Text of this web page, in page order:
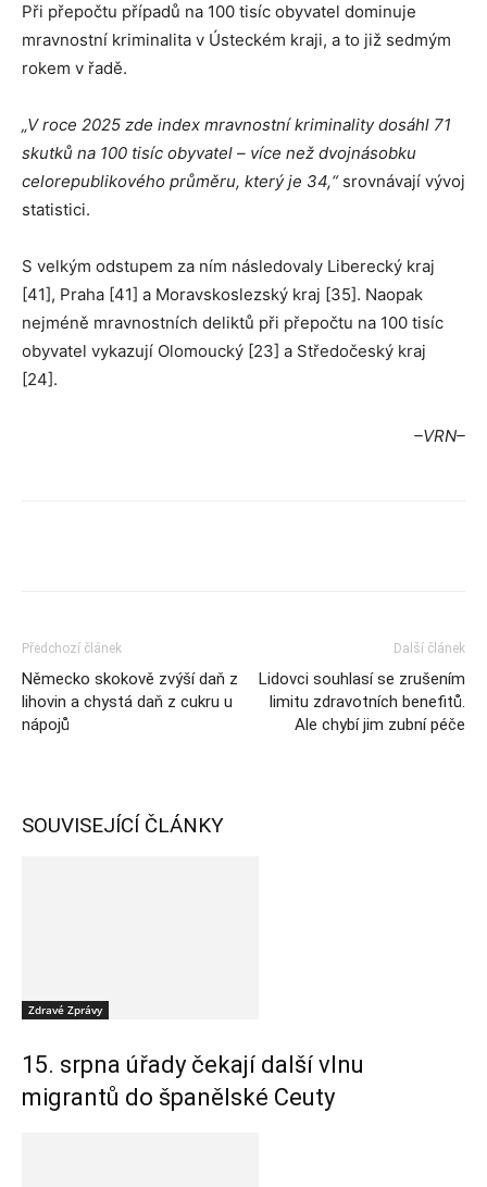
Při přepočtu případů na 100 tisíc obyvatel dominuje
mravnostní kriminalita v Ústeckém kraji, a to již sedmým
rokem v řadě.
„V roce 2025 zde index mravnostní kriminality dosáhl 71
skutků na 100 tisíc obyvatel – více než dvojnásobku
celorepublikového průměru, který je 34,“ srovnávají vývoj
statistici.
S velkým odstupem za ním následovaly Liberecký kraj
[41], Praha [41] a Moravskoslezský kraj [35]. Naopak
nejméně mravnostních deliktů při přepočtu na 100 tisíc
obyvatel vykazují Olomoucký [23] a Středočeský kraj
[24].
–VRN–
Předchozí článek
Německo skokově zvýší daň z
lihovin a chystá daň z cukru u
nápojů
Další článek
Lidovci souhlasí se zrušením
limitu zdravotních benefitů.
Ale chybí jim zubní péče
SOUVISEJÍCÍ ČLÁNKY
Zdravé Zprávy
15. srpna úřady čekají další vlnu
migrantů do španělské Ceuty